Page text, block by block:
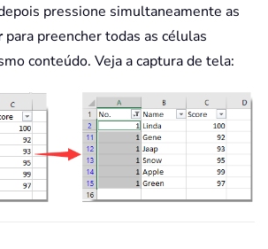
pressione simultaneamente as
para preencher todas as células
conteúdo. Veja a captura de tela: